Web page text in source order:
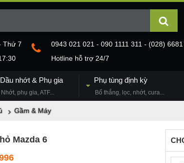
Thứ 7
0943 021 021 - 090 1111 311 - (028)
Hotline hỗ trợ 24/7
Dầu nhớt & Phụ gia
Nhớt, phụ gia, ATF...
Phụ tùng định kỳ
Bố thắng, lọc, nhớt, cura...
Gầm & Máy
Mazda 6